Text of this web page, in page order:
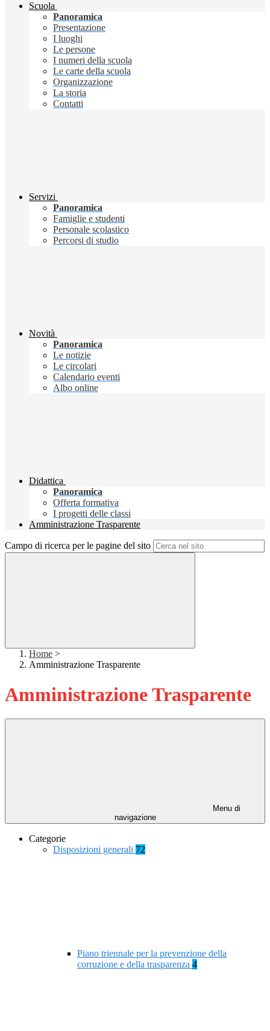
Scuola
Panoramica
Presentazione
I luoghi
Le persone
I numeri della scuola
Le carte della scuola
Organizzazione
La storia
Contatti
Servizi
Panoramica
Famiglie e studenti
Personale scolastico
Percorsi di studio
Novità
Panoramica
Le notizie
Le circolari
Calendario eventi
Albo online
Didattica
Panoramica
Offerta formativa
I progetti delle classi
Amministrazione Trasparente
Campo di ricerca per le pagine del sito
Home >
Amministrazione Trasparente
Amministrazione Trasparente
Menu di
navigazione
Categorie
Disposizioni generali 72
Piano triennale per la prevenzione della
corruzione e della trasparenza 4